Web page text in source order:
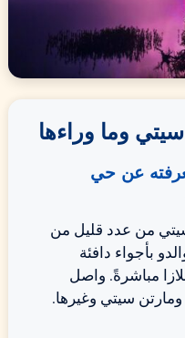
وما وراءها
عن حي
من عدد قليل من
بأجواء دافئة
مباشرةً. واصل
سيتي وغيرها.